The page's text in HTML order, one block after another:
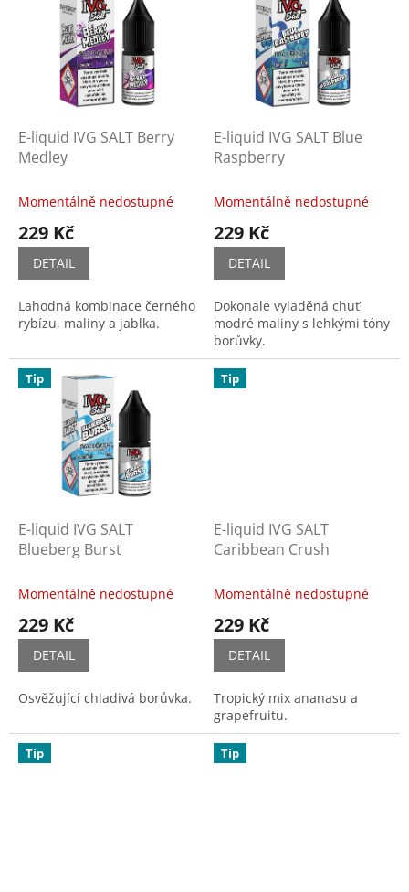
E-liquid IVG SALT Berry
Medley
Momentálně nedostupné
229 Kč
DETAIL
Lahodná kombinace černého
rybízu, maliny a jablka.
E-liquid IVG SALT Blue
Raspberry
Momentálně nedostupné
229 Kč
DETAIL
Dokonale vyladěná chuť
modré maliny s lehkými tóny
borůvky.
Tip
E-liquid IVG SALT
Blueberg Burst
Momentálně nedostupné
229 Kč
DETAIL
Osvěžující chladivá borůvka.
Tip
E-liquid IVG SALT
Caribbean Crush
Momentálně nedostupné
229 Kč
DETAIL
Tropický mix ananasu a
grapefruitu.
Tip Tip